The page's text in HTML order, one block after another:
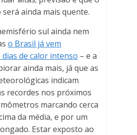
ainda mais quente.
sul ainda nem
o Brasil já vem
de calor intenso – e a
ainda mais, já que as
indicam
recordes nos próximos
marcando cerca
da média, e por um
Estar exposto ao